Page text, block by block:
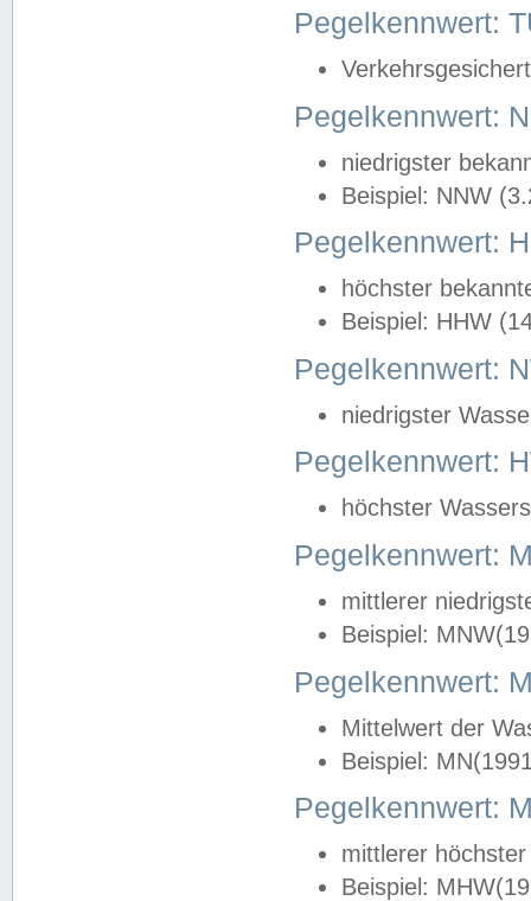
Pegelkennwert:
Pegelkennwert:
niedrigster
Beispiel: NNW
Pegelkennwert:
höchster
Beispiel: HHW
Pegelkennwert:
niedrigster
Pegelkennwert:
höchster
Pegelkennwert:
mittlerer
Beispiel:
Pegelkennwert:
Mittelwert der
Beispiel:
Pegelkennwert:
mittlerer
Beispiel: